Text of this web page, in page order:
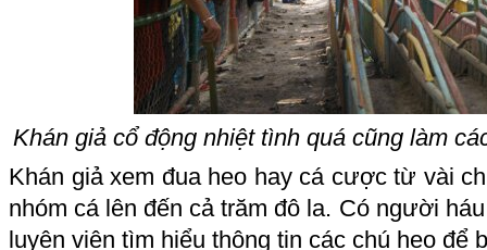
Khán giả cổ động nhiệt tình quá cũng làm
Khán giả xem đua heo hay cá cược từ vài
nhóm cá lên đến cả trăm đô la. Có người
luyên viên tìm hiểu thông tin các chú heo để